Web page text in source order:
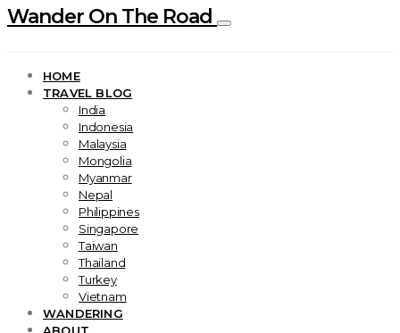
Wander On The Road
HOME
TRAVEL BLOG
India
Indonesia
Malaysia
Mongolia
Myanmar
Nepal
Philippines
Singapore
Taiwan
Thailand
Turkey
Vietnam
WANDERING